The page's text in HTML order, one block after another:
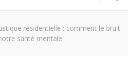
résidentielle : comment le bruit
santé mentale